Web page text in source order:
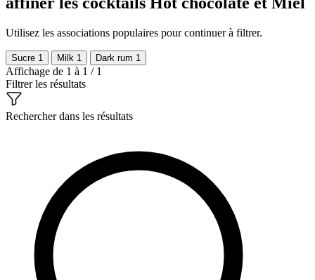
Utilisez les associations populaires pour continuer à filtrer.
Sucre 1 Milk 1 Dark rum 1
Affichage de 1 à 1 / 1
Filtrer les résultats
Rechercher dans les résultats